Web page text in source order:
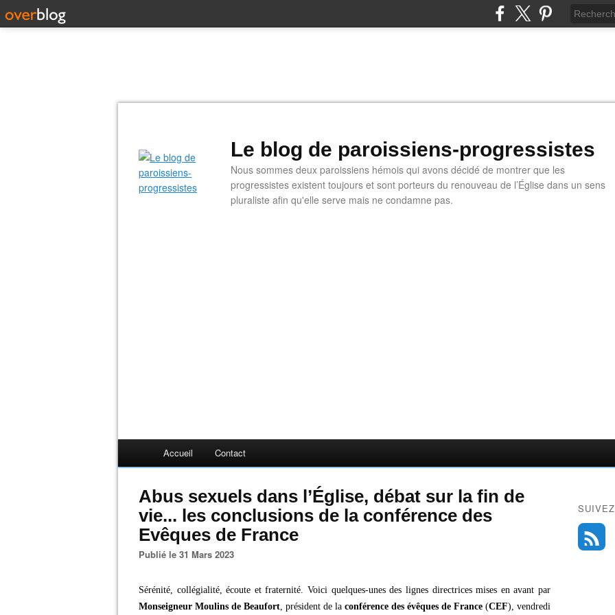
Le blog de paroissiens-progressistes
Nous sommes deux paroissiens hémois qui avons décidé de montrer que les
progressistes existent toujours et sont porteurs du renouveau de l’Église dans un sens
pluraliste afin qu'elle serve mais ne condamne pas.
Accueil Contact
Abus sexuels dans l’Église, débat sur la fin de
vie... les conclusions de la conférence des
Evêques de France
Publié le 31 Mars 2023
Sérénité, collégialité, écoute et fraternité. Voici quelques-unes des lignes directrices mises en avant par
Monseigneur Moulins de Beaufort, président de la conférence des évêques de France (CEF), vendredi